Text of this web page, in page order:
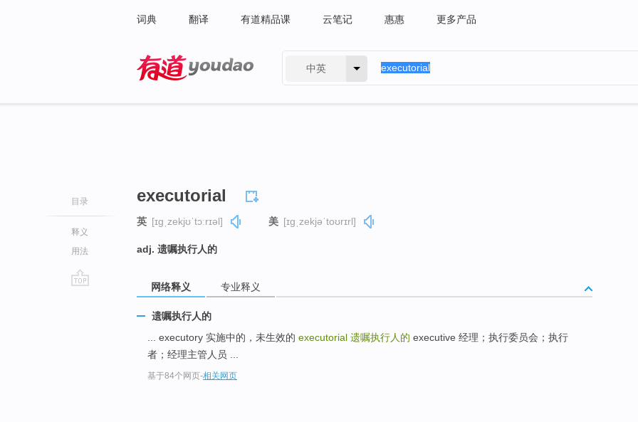
词典 翻译 有道精品课 云笔记 惠惠 更多产品
中英
目录
释义
用法
executorial
英 [ɪɡˌzekjʊˈtɔːrɪəl] 美 [ɪɡˌzekjəˈtoʊrɪrl]
adj. 遗嘱执行人的
网络释义 专业释义
遗嘱执行人的
... executory 实施中的，未生效的 executorial 遗嘱执行人的 executive 经理；执行委员会；执行
者；经理主管人员 ...
基于84个网页-相关网页